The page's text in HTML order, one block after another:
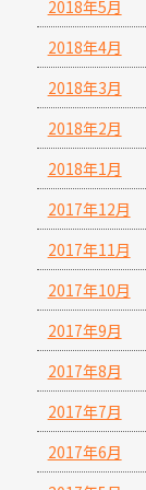
2018年5月
2018年4月
2018年3月
2018年2月
2018年1月
2017年12月
2017年11月
2017年10月
2017年9月
2017年8月
2017年7月
2017年6月